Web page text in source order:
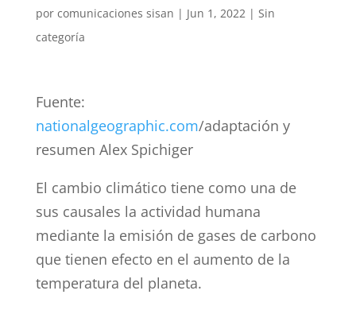
por comunicaciones sisan | Jun 1, 2022| Sin
categoría
Fuente:
nationalgeographic.com/adaptación y
resumen Alex Spichiger
El cambio climático tiene como una de
sus causales la actividad humana
mediante la emisión de gases de carbono
que tienen efecto en el aumento de la
temperatura del planeta.